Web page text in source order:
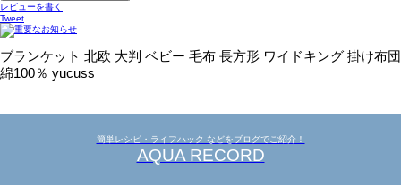
レビューを書く
Tweet
ブランケット 北欧 大判 ベビー 毛布 長方形 ワイドキング 掛け布団
綿100％ yucuss
簡単レシピ・ライフハック などをブログでご紹介！
AQUA RECORD